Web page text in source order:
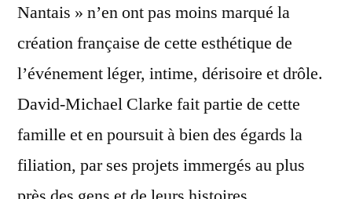
Nantais » n’en ont pas moins marqué la
création française de cette esthétique de
l’événement léger, intime, dérisoire et drôle.
David-Michael Clarke fait partie de cette
famille et en poursuit à bien des égards la
filiation, par ses projets immergés au plus